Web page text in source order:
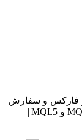
فارکس و سفارش
ربات و اکسپرت معامله گر متاتریدر به زبان MQL4 و MQL5 |